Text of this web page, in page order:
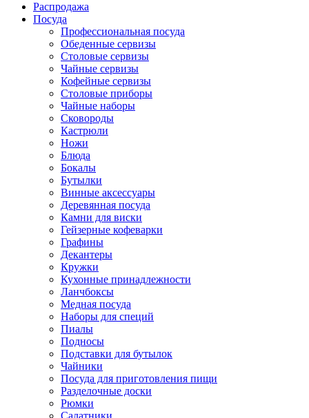
Распродажа
Посуда
Профессиональная посуда
Обеденные сервизы
Столовые сервизы
Чайные сервизы
Кофейные сервизы
Столовые приборы
Чайные наборы
Сковороды
Кастрюли
Ножи
Блюда
Бокалы
Бутылки
Винные аксессуары
Деревянная посуда
Камни для виски
Гейзерные кофеварки
Графины
Декантеры
Кружки
Кухонные принадлежности
Ланчбоксы
Медная посуда
Наборы для специй
Пиалы
Подносы
Подставки для бутылок
Чайники
Посуда для приготовления пищи
Разделочные доски
Рюмки
Салатники